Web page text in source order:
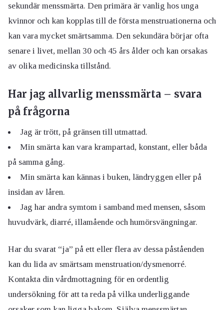
sekundär menssmärta. Den primära är vanlig hos unga
kvinnor och kan kopplas till de första menstruationerna och
kan vara mycket smärtsamma. Den sekundära börjar ofta
senare i livet, mellan 30 och 45 års ålder och kan orsakas
av olika medicinska tillstånd.
Har jag allvarlig menssmärta – svara
på frågorna
Jag är trött, på gränsen till utmattad.
Min smärta kan vara krampartad, konstant, eller båda
på samma gång.
Min smärta kan kännas i buken, ländryggen eller på
insidan av låren.
Jag har andra symtom i samband med mensen, såsom
huvudvärk, diarré, illamående och humörsvängningar.
Har du svarat “ja” på ett eller flera av dessa påståenden
kan du lida av smärtsam menstruation/dysmenorré.
Kontakta din vårdmottagning för en ordentlig
undersökning för att ta reda på vilka underliggande